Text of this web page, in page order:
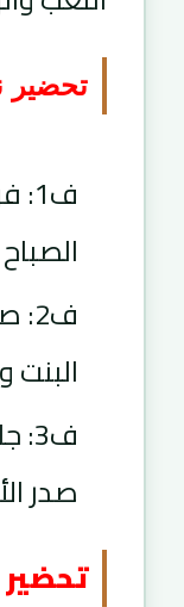
تحضير
صدر
تحضير